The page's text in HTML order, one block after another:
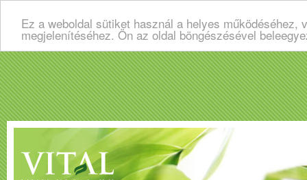
Ez a weboldal sütiket használ a helyes
megjelenítéséhez. Ön az oldal böngészésével